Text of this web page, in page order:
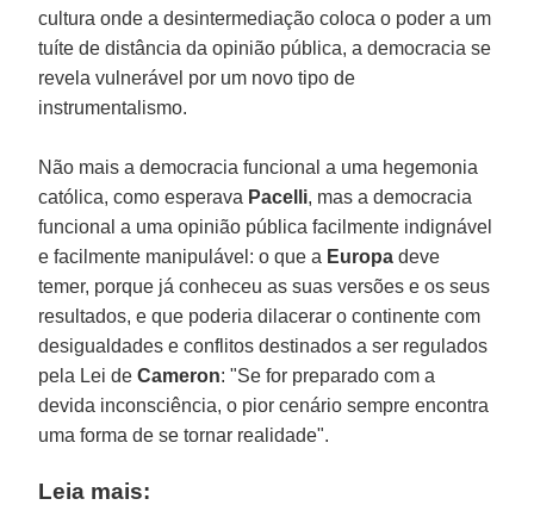
cultura onde a desintermediação coloca o poder a um
tuíte de distância da opinião pública, a democracia se
revela vulnerável por um novo tipo de
instrumentalismo.
Não mais a democracia funcional a uma hegemonia
católica, como esperava Pacelli, mas a democracia
funcional a uma opinião pública facilmente indignável
e facilmente manipulável: o que a Europa deve
temer, porque já conheceu as suas versões e os seus
resultados, e que poderia dilacerar o continente com
desigualdades e conflitos destinados a ser regulados
pela Lei deCameron: "Se for preparado com a
devida inconsciência, o pior cenário sempre encontra
uma forma de se tornar realidade".
Leia mais: